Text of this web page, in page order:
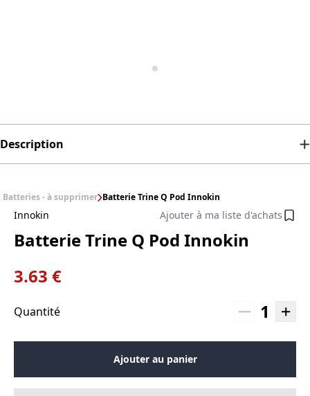
Description
Batteries - à supprimer Batterie Trine Q Pod Innokin
Innokin Ajouter à ma liste d'achats
Batterie Trine Q Pod Innokin
3.63 €
Quantité 1
Ajouter au panier